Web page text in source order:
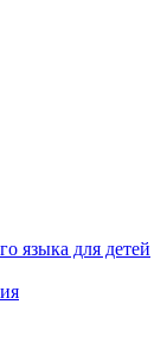
языка для детей